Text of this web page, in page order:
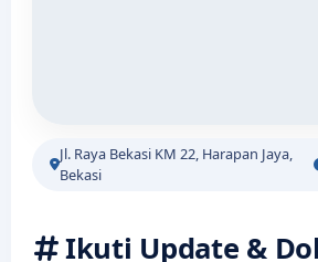
Jl. Raya Bekasi KM 22, Harapan Jaya,
Bekasi
Ikuti Update &